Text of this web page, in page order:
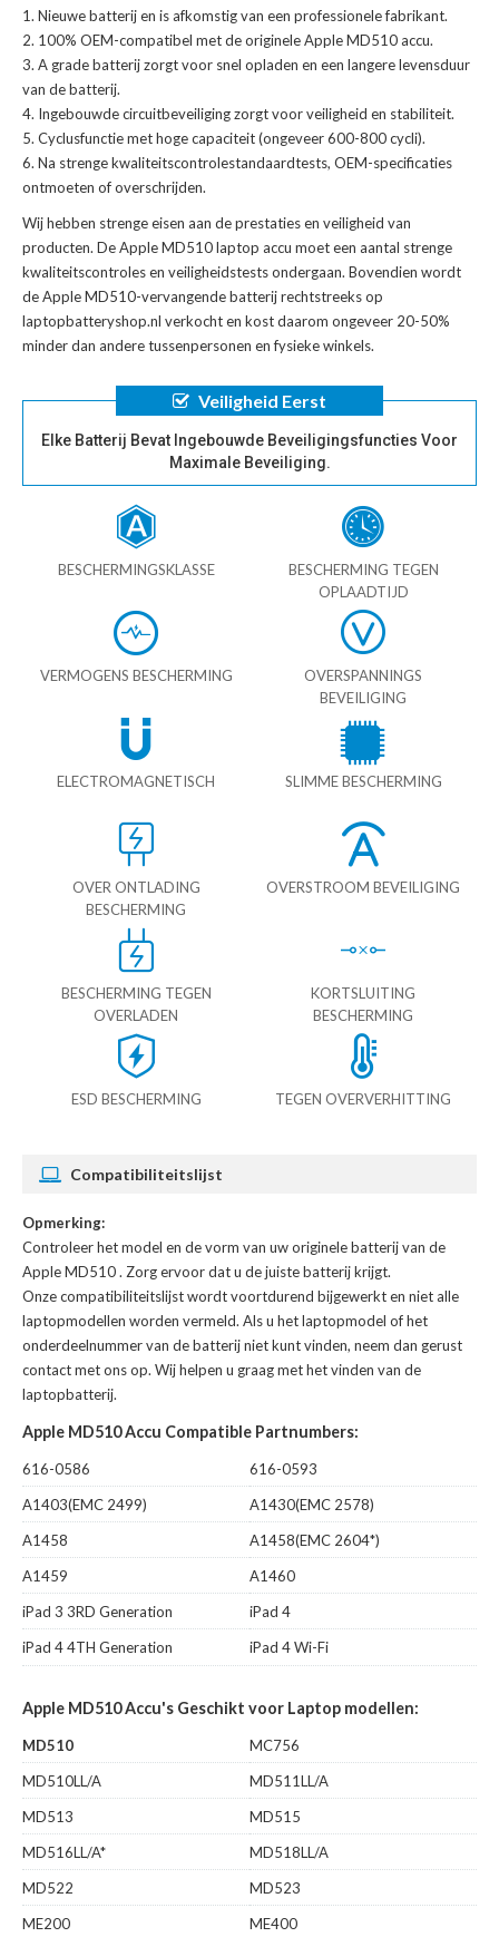
Nieuwe batterij en is afkomstig van een professionele fabrikant.
100% OEM-compatibel met deoriginele Apple MD510 accu.
A grade batterij zorgt voor snel opladen en een langere levensduur
van de batterij.
Ingebouwde circuitbeveiliging zorgt voor veiligheid en stabiliteit.
Cyclusfunctie met hoge capaciteit (ongeveer 600-800 cycli).
Na strenge kwaliteitscontrolestandaardtests, OEM-specificaties
ontmoeten of overschrijden.
Wij hebben strenge eisen aan de prestaties en veiligheid van
producten. DeApple MD510 laptop accu moet een aantal strenge
kwaliteitscontroles en veiligheidstests ondergaan. Bovendien wordt
deApple MD510-vervangende batterijrechtstreeks op
laptopbatteryshop.nl verkocht en kost daarom ongeveer 20-50%
minder dan andere tussenpersonen en fysieke winkels.
Veiligheid Eerst
Elke Batterij Bevat Ingebouwde Beveiligingsfuncties Voor
Maximale Beveiliging.
BESCHERMINGSKLASSE
BESCHERMING TEGEN
OPLAADTIJD
VERMOGENS BESCHERMING
OVERSPANNINGS
BEVEILIGING
ELECTROMAGNETISCH SLIMME BESCHERMING
OVER ONTLADING
BESCHERMING
OVERSTROOM BEVEILIGING
BESCHERMING TEGEN
OVERLADEN
KORTSLUITING
BESCHERMING
ESD BESCHERMING TEGEN OVERVERHITTING
Compatibiliteitslijst
Opmerking:
Controleer het model en de vorm van uw originele batterij van de
Apple MD510. Zorg ervoor dat u de juiste batterij krijgt.
Onze compatibiliteitslijst wordt voortdurend bijgewerkt en niet alle
laptopmodellen worden vermeld. Als u het laptopmodel of het
onderdeelnummer van de batterij niet kunt vinden, neem dan gerust
contact met ons op. Wij helpen u graag met het vinden van de
laptopbatterij.
Apple MD510 Accu Compatible Partnumbers:
616-0586
616-0593
A1403(EMC 2499)
A1430(EMC 2578)
A1458
A1458(EMC 2604*)
A1459
A1460
iPad 3 3RD Generation
iPad 4
iPad 4 4TH Generation
iPad 4 Wi-Fi
Apple MD510 Accu's Geschikt voor Laptop modellen:
MD510
MC756
MD510LL/A
MD511LL/A
MD513
MD515
MD516LL/A*
MD518LL/A
MD522
MD523
ME200
ME400